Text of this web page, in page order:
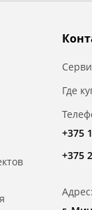
Где
+375
+375
Адрес: